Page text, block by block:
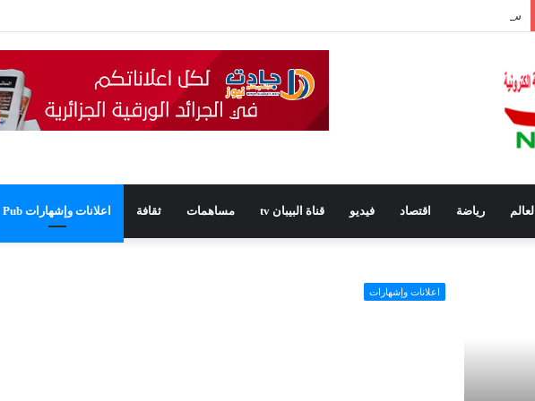
سفيان بوعنداس رئيسًا جديدًا للمجلس الشعبي الولائي بسطيف بالأغلبية
العالم رياضة اقتصاد فيديو قناة البيبان tv مساهمات ثقافة اعلانات وإشهارات Pub
اعلانات وإشهارات